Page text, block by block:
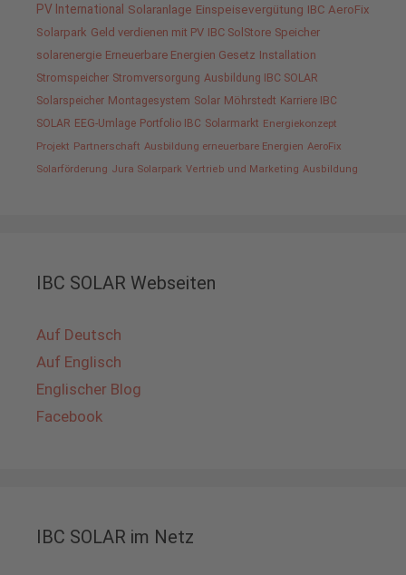
PV International Solaranlage Einspeisevergütung IBC AeroFix
Solarpark Geld verdienen mit PV IBC SolStore Speicher
solarenergie Erneuerbare Energien Gesetz Installation
Stromspeicher Stromversorgung Ausbildung IBC SOLAR
Solarspeicher Montagesystem Solar Möhrstedt Karriere IBC
SOLAR EEG-Umlage Portfolio IBC Solarmarkt Energiekonzept
Projekt Partnerschaft Ausbildung erneuerbare Energien AeroFix
Solarförderung Jura Solarpark Vertrieb und Marketing Ausbildung
IBC SOLAR Webseiten
Auf Deutsch
Auf Englisch
Englischer Blog
Facebook
IBC SOLAR im Netz